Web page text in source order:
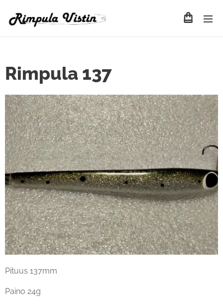
Rimpula 137
Pituus 137mm
Paino 24g